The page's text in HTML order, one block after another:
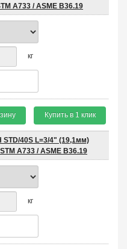
A733 / ASME B36.19
кг
Купить в 1 клик
40S L=3/4" (19,1мм)
A733 / ASME B36.19
кг